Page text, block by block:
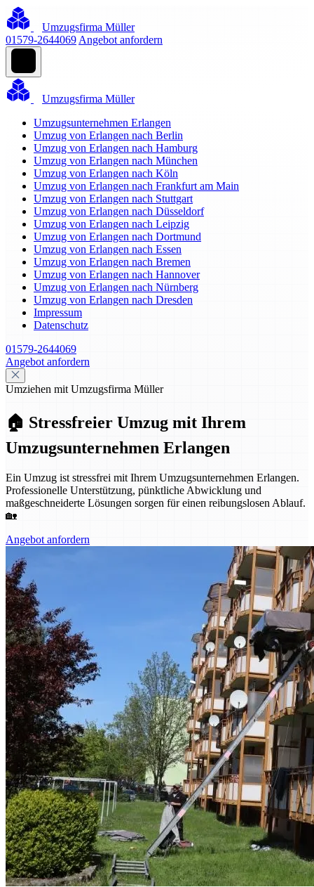
Umzugsfirma Müller
01579-2644069 Angebot anfordern
Umzugsfirma Müller
Umzugsunternehmen Erlangen
Umzug von Erlangen nach Berlin
Umzug von Erlangen nach Hamburg
Umzug von Erlangen nach München
Umzug von Erlangen nach Köln
Umzug von Erlangen nach Frankfurt am Main
Umzug von Erlangen nach Stuttgart
Umzug von Erlangen nach Düsseldorf
Umzug von Erlangen nach Leipzig
Umzug von Erlangen nach Dortmund
Umzug von Erlangen nach Essen
Umzug von Erlangen nach Bremen
Umzug von Erlangen nach Hannover
Umzug von Erlangen nach Nürnberg
Umzug von Erlangen nach Dresden
Impressum
Datenschutz
01579-2644069
Angebot anfordern
Umziehen mit Umzugsfirma Müller
🏠 Stressfreier Umzug mit Ihrem
Umzugsunternehmen Erlangen
Ein Umzug ist stressfrei mit Ihrem Umzugsunternehmen Erlangen.
Professionelle Unterstützung, pünktliche Abwicklung und
maßgeschneiderte Lösungen sorgen für einen reibungslosen Ablauf.
🏡
Angebot anfordern